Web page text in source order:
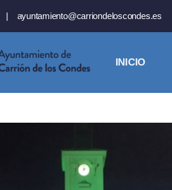
| ayuntamiento@carriondeloscondes.es
INICIO